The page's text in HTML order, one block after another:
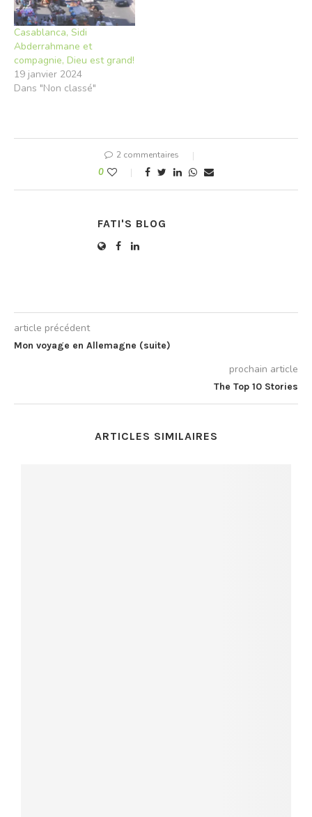
Casablanca, Sidi
Abderrahmane et
compagnie, Dieu est grand!
19 janvier 2024
Dans "Non classé"
2 commentaires
0
FATI'S BLOG
article précédent
Mon voyage en Allemagne (suite)
prochain article
The Top 10 Stories
ARTICLES SIMILAIRES